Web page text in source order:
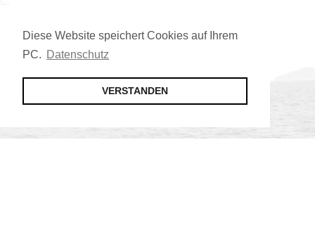
Diese Website speichert Cookies auf Ihrem
PC. Datenschutz
VERSTANDEN